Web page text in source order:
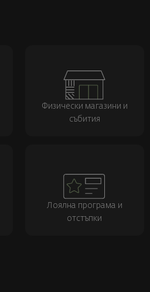
Физически магазини и
събития
Лоялна програма и
отстъпки